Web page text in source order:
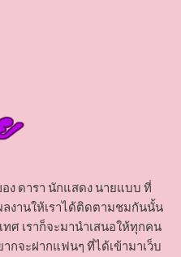
ง ดารา นักแสดง นายแบบ ที่
งานให้เราได้ติดตามชมกันนั้น
ทศ เราก็จะมานำเสนอให้ทุกคน
กจะฝากแฟนๆ ที่ได้เข้ามาเว็บ